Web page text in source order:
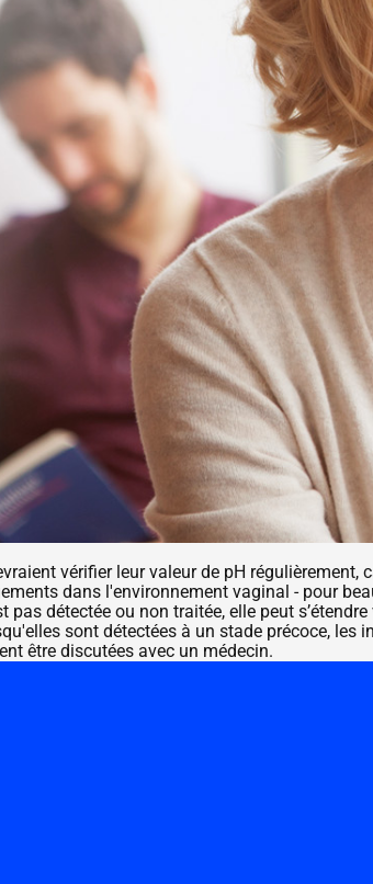
vérifier leur valeur de pH
dans l'environnement vaginal - pour
détectée ou non traitée, elle peut
sont détectées à un stade précoce,
être discutées avec un médecin.